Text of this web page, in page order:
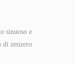
sinuoso e
di zenzero